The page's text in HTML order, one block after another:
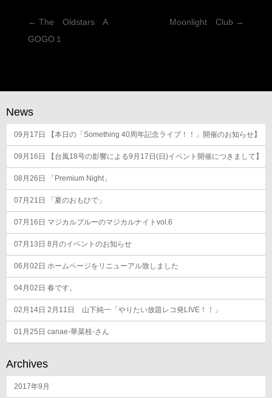
投
稿
ゲ
ー
シ
ョ
ン
← The Oldstars A
GOGO１
Moonlight Club →
News
09月17日 【本日の「Something 40周年記念ライブ！！」開催のお知らせ】
09月16日 【台風18号の影響による9月17日(日)イベント開催につきまして】
08月26日 「Premium Night」
07月21日 「夏のおもひで」
07月16日 マジカルブルーのマジカルナイトvol.6
07月13日 8月のイベントのお知らせ
06月02日 ホームページをリニューアル致しました
04月02日 春です。
02月14日 2月11日 山下純一「やりたい放題レコ発LIVE！！」
01月25日 canae-華菜枝-さん
Archives
2017年9月